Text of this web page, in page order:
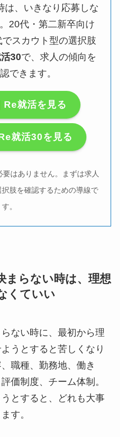
は、いきなり応募しな
20代・第二新卒向け
スカウト型の選択肢
30で、求人の傾向を
できます。
Re就活を見る
就活30を見る
はありません。まずは求人
肢を確認するための導線で
す。
まらない時は、理想
くていい
ない時に、最初から理
うとすると苦しくなり
職種、勤務地、働き
価制度、チーム体制。
とすると、どれも大事
す。